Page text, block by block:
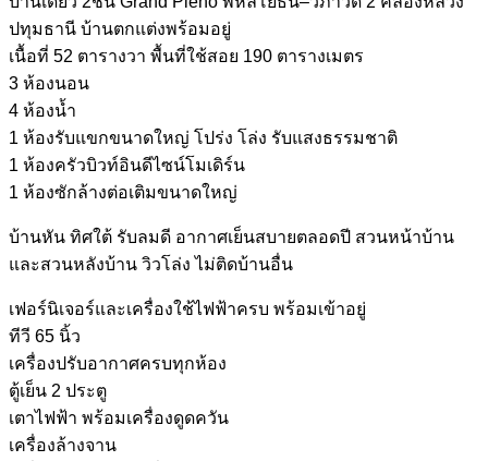
ปทุมธานี บ้านตกแต่งพร้อมอยู่
เนื้อที่ 52 ตารางวา พื้นที่ใช้สอย 190 ตารางเมตร
3 ห้องนอน
4 ห้องน้ำ
1 ห้องรับแขกขนาดใหญ่ โปร่ง โล่ง รับแสงธรรมชาติ
1 ห้องครัวบิวท์อินดีไซน์โมเดิร์น
1 ห้องซักล้างต่อเติมขนาดใหญ่
บ้านหัน ทิศใต้ รับลมดี อากาศเย็นสบายตลอดปี สวนหน้าบ้าน
และสวนหลังบ้าน วิวโล่ง ไม่ติดบ้านอื่น
เฟอร์นิเจอร์และเครื่องใช้ไฟฟ้าครบ พร้อมเข้าอยู่
ทีวี 65 นิ้ว
เครื่องปรับอากาศครบทุกห้อง
ตู้เย็น 2 ประตู
เตาไฟฟ้า พร้อมเครื่องดูดควัน
เครื่องล้างจาน